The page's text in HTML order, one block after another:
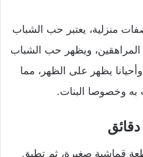
منزلية، يعتبر حب الشباب
ويظهر حب الشباب
يظهر على الظهر، مما
وخصوصا البنات.
قماشية صغيرة، ثم تطبق